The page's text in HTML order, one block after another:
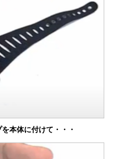
本体に付けて・・・